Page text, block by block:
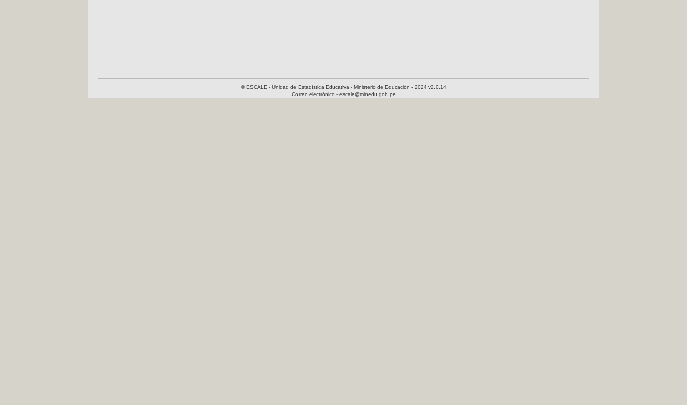
© ESCALE - Unidad de Estadística Educativa - Ministerio de Educación - 2024 v2.0.14
Correo electrónico - escale@minedu.gob.pe